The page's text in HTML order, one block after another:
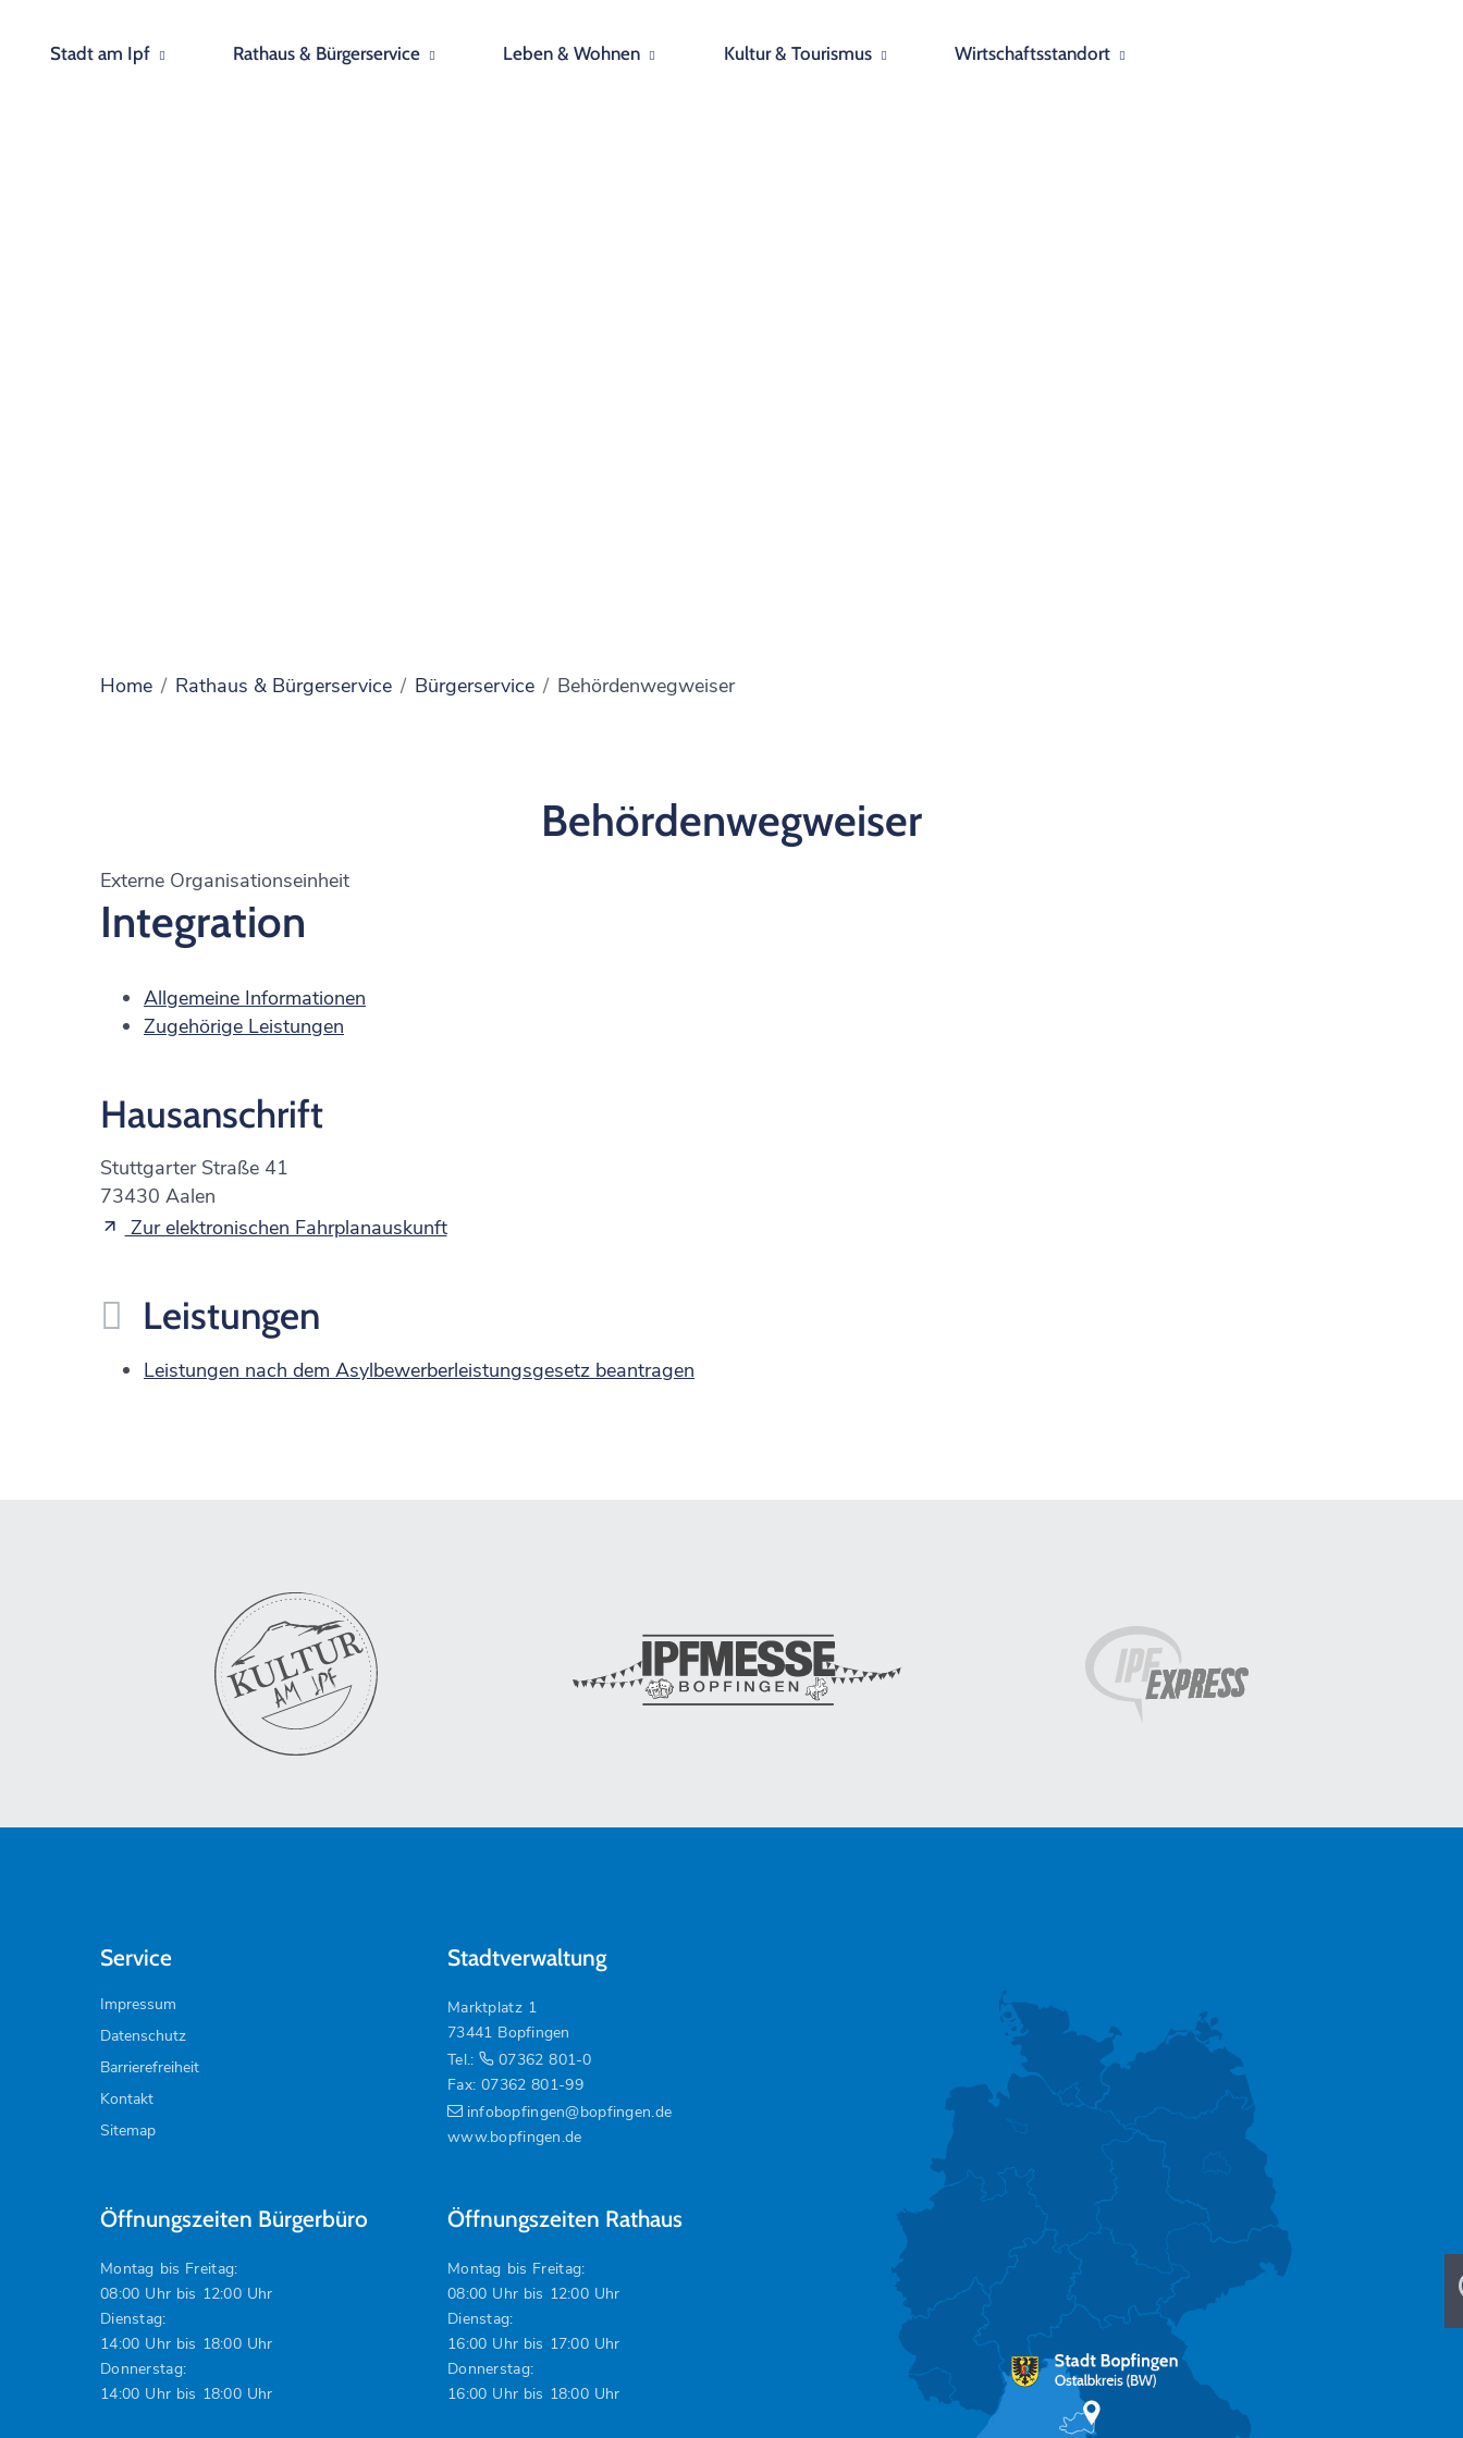
Stadt am Ipf Rathaus & Bürgerservice Leben & Wohnen Kultur & Tourismus Wirtschaftsstandort
Home Rathaus & Bürgerservice Bürgerservice Behördenwegweiser
Behördenwegweiser
Externe Organisationseinheit
Integration
Allgemeine Informationen
Zugehörige Leistungen
Hausanschrift
Stuttgarter Straße 41
73430 Aalen
Zur elektronischen Fahrplanauskunft
Leistungen
Leistungen nach dem Asylbewerberleistungsgesetz beantragen
Service
Impressum
Datenschutz
Barrierefreiheit
Kontakt
Sitemap
Stadtverwaltung
Marktplatz 1
73441 Bopfingen
Tel.:
07362 801-0
Fax: 07362 801-99
infobopfingen@bopfingen.de
www.bopfingen.de
Öffnungszeiten Bürgerbüro
Montag bis Freitag:
08:00 Uhr bis 12:00 Uhr
Dienstag:
14:00 Uhr bis 18:00 Uhr
Donnerstag:
14:00 Uhr bis 18:00 Uhr
Öffnungszeiten Rathaus
Montag bis Freitag:
08:00 Uhr bis 12:00 Uhr
Dienstag:
16:00 Uhr bis 17:00 Uhr
Donnerstag:
16:00 Uhr bis 18:00 Uhr